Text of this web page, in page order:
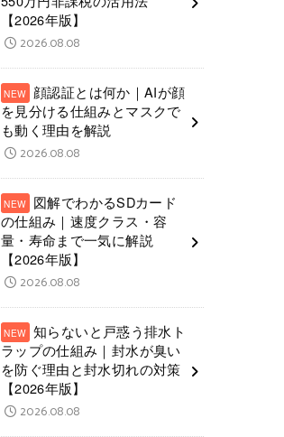
【2026年版】
2026.08.08
顔認証とは何か｜AIが顔
を見分ける仕組みとマスクで
も動く理由を解説
2026.08.08
図解でわかるSDカード
の仕組み｜速度クラス・容
量・寿命まで一気に解説
【2026年版】
2026.08.08
知らないと戸惑う排水ト
ラップの仕組み｜封水が臭い
を防ぐ理由と封水切れの対策
【2026年版】
2026.08.08